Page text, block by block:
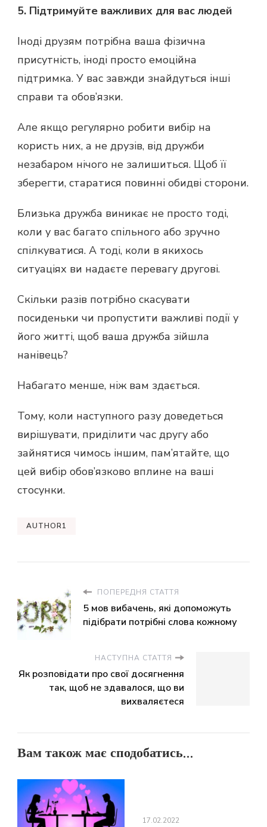
5. Підтримуйте важливих для вас людей
Іноді друзям потрібна ваша фізична
присутність, іноді просто емоційна
підтримка. У вас завжди знайдуться інші
справи та обов’язки.
Але якщо регулярно робити вибір на
користь них, а не друзів, від дружби
незабаром нічого не залишиться. Щоб її
зберегти, старатися повинні обидві сторони.
Близька дружба виникає не просто тоді,
коли у вас багато спільного або зручно
спілкуватися. А тоді, коли в якихось
ситуаціях ви надаєте перевагу другові.
Скільки разів потрібно скасувати
посиденьки чи пропустити важливі події у
його житті, щоб ваша дружба зійшла
нанівець?
Набагато менше, ніж вам здається.
Тому, коли наступного разу доведеться
вирішувати, приділити час другу або
зайнятися чимось іншим, пам’ятайте, що
цей вибір обов’язково вплине на ваші
стосунки.
AUTHOR1
ПОПЕРЕДНЯ СТАТТЯ
5 мов вибачень, які допоможуть
підібрати потрібні слова кожному
НАСТУПНА СТАТТЯ
Як розповідати про свої досягнення
так, щоб не здавалося, що ви
вихваляєтеся
Вам також має сподобатись...
17.02.2022